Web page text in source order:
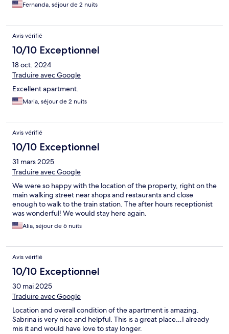
Fernanda, séjour de 2 nuits
Avis vérifié
10/10 Exceptionnel
18 oct. 2024
Traduire avec Google
Excellent apartment.
Maria, séjour de 2 nuits
Avis vérifié
10/10 Exceptionnel
31 mars 2025
Traduire avec Google
We were so happy with the location of the property, right on the
main walking street near shops and restaurants and close
enough to walk to the train station. The after hours receptionist
was wonderful! We would stay here again.
Alia, séjour de 6 nuits
Avis vérifié
10/10 Exceptionnel
30 mai 2025
Traduire avec Google
Location and overall condition of the apartment is amazing.
Sabrina is very nice and helpful. This is a great place…I already
mis it and would have love to stay longer.